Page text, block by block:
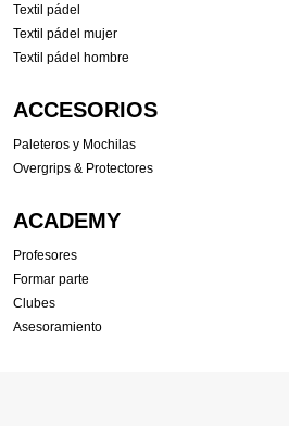
Textil pádel
Textil pádel mujer
Textil pádel hombre
ACCESORIOS
Paleteros y Mochilas
Overgrips & Protectores
ACADEMY
Profesores
Formar parte
Clubes
Asesoramiento